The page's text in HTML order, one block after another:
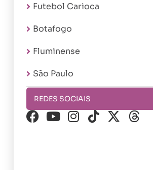
Futebol Carioca
Botafogo
Fluminense
São Paulo
REDES SOCIAIS